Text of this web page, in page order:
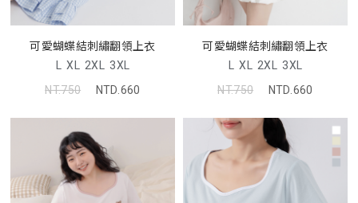
可愛蝴蝶結刺繡翻領上衣
L XL 2XL 3XL
NT.750
NTD.660
可愛蝴蝶結刺繡翻領上衣
L XL 2XL 3XL
NT.750
NTD.660